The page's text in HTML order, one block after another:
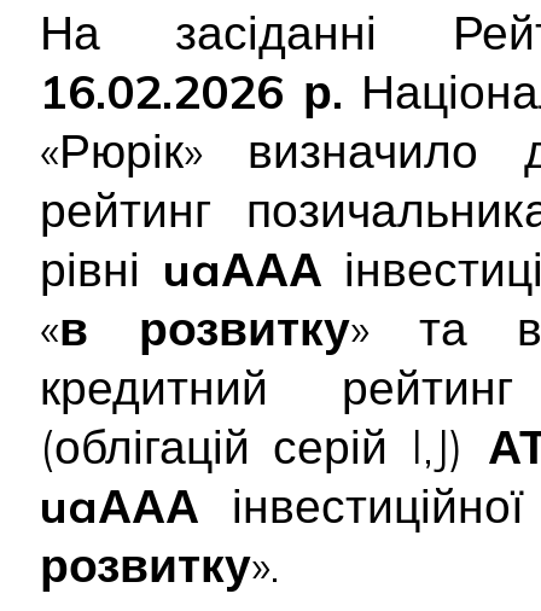
На засіданні
16.02.2026 р.
«Рюрік» визначило
рейтинг
рівні uaААА
«в розвитку» та
кредитний
(облігацій серій I,J)
uaААА
розвитку».